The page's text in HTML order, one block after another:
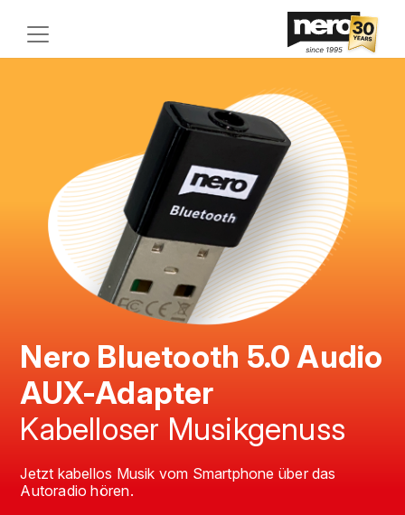
Nero Bluetooth 5.0 Audio
AUX-Adapter
Kabelloser Musikgenuss
Jetzt kabellos Musik vom Smartphone über das
Autoradio hören.